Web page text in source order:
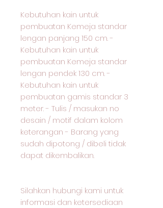
Kebutuhan kain untuk
pembuatan Kemeja standar
lengan panjang 150 cm. -
Kebutuhan kain untuk
pembuatan Kemeja standar
lengan pendek 130 cm. -
Kebutuhan kain untuk
pembuatan gamis standar 3
meter. - Tulis / masukan no
desain / motif dalam kolom
keterangan - Barang yang
sudah dipotong / dibeli tidak
dapat dikembalikan.
Silahkan hubungi kami untuk
informasi dan ketersediaan